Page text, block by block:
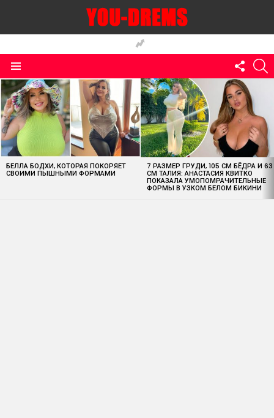
US
MOST
VIEWED
STORIES
БЕЛЛА БОДХИ, КОТОРАЯ ПОКОРЯЕТ
СВОИМИ ПЫШНЫМИ ФОРМАМИ
7 РАЗМЕР ГРУДИ, 105 СМ БЁДРА И 63
СМ ТАЛИЯ: АНАСТАСИЯ КВИТКО
ПОКАЗАЛА УМОПОМРАЧИТЕЛЬНЫЕ
ФОРМЫ В УЗКОМ БЕЛОМ БИКИНИ